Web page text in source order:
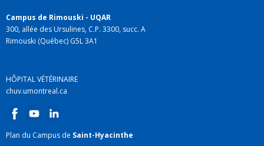
Campus de Rimouski - UQAR
300, allée des Ursulines, C.P. 3300, succ. A
Rimouski (Québec) G5L 3A1
HÔPITAL VÉTÉRINAIRE
chuv.umontreal.ca
Plan du Campus de Saint-Hyacinthe